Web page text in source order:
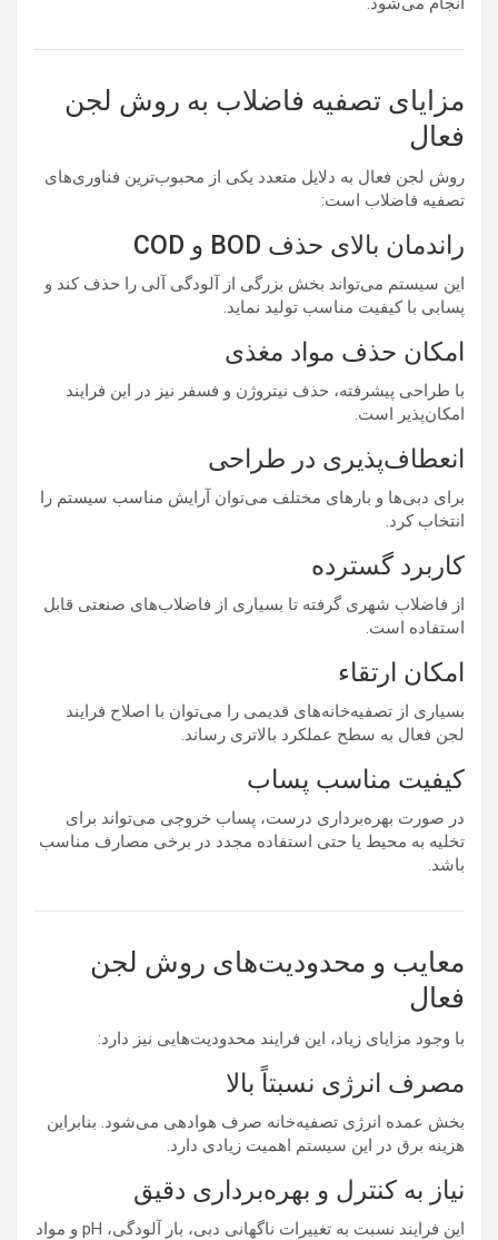
مزایای تصفیه فاضلاب به روش لجن
فعال
روش لجن فعال به دلایل متعدد یکی از محبوب‌ترین فناوری‌های
تصفیه فاضلاب است:
راندمان بالای حذف BOD و COD
این سیستم می‌تواند بخش بزرگی از آلودگی آلی را حذف کند و
پسابی با کیفیت مناسب تولید نماید.
امکان حذف مواد مغذی
با طراحی پیشرفته، حذف نیتروژن و فسفر نیز در این فرایند
امکان‌پذیر است.
انعطاف‌پذیری در طراحی
برای دبی‌ها و بارهای مختلف می‌توان آرایش مناسب سیستم را
انتخاب کرد.
کاربرد گسترده
از فاضلاب شهری گرفته تا بسیاری از فاضلاب‌های صنعتی قابل
استفاده است.
امکان ارتقاء
بسیاری از تصفیه‌خانه‌های قدیمی را می‌توان با اصلاح فرایند
لجن فعال به سطح عملکرد بالاتری رساند.
کیفیت مناسب پساب
در صورت بهره‌برداری درست، پساب خروجی می‌تواند برای
تخلیه به محیط یا حتی استفاده مجدد در برخی مصارف مناسب
باشد.
معایب و محدودیت‌های روش لجن
فعال
با وجود مزایای زیاد، این فرایند محدودیت‌هایی نیز دارد:
مصرف انرژی نسبتاً بالا
بخش عمده انرژی تصفیه‌خانه صرف هوادهی می‌شود. بنابراین
هزینه برق در این سیستم اهمیت زیادی دارد.
نیاز به کنترل و بهره‌برداری دقیق
این فرایند نسبت به تغییرات ناگهانی دبی، بار آلودگی، pH و مواد